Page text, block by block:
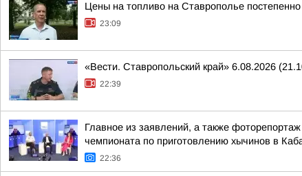
Цены на топливо на Ставрополье
23:09
«Вести. Ставропольский край» 6.08.2026
22:39
Главное из заявлений, а также
чемпионата по приготовлению хычинов в
22:36